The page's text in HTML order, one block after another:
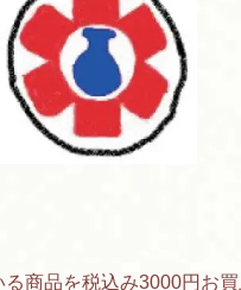
商品を税込み3000円お買